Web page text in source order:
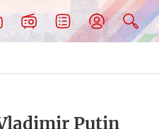
Putin